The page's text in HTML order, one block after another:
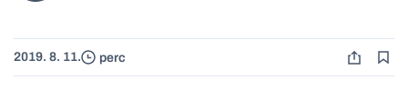
2019. 8. 11. perc